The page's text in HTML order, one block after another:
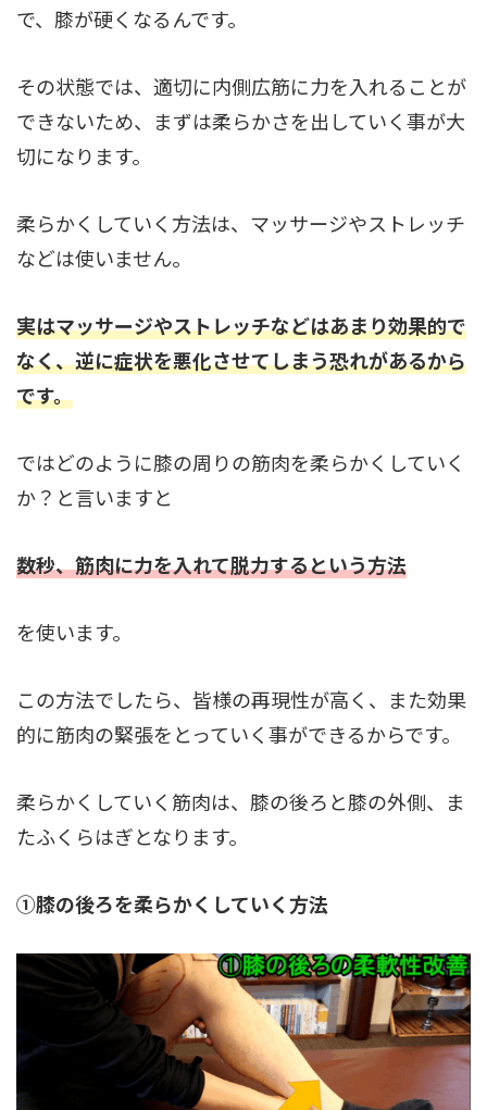
で、膝が硬くなるんです。
その状態では、適切に内側広筋に力を入れることが
できないため、まずは柔らかさを出していく事が大
切になります。
柔らかくしていく方法は、マッサージやストレッチ
などは使いません。
実はマッサージやストレッチなどはあまり効果的で
なく、逆に症状を悪化させてしまう恐れがあるから
です。
ではどのように膝の周りの筋肉を柔らかくしていく
か？と言いますと
数秒、筋肉に力を入れて脱力するという方法
を使います。
この方法でしたら、皆様の再現性が高く、また効果
的に筋肉の緊張をとっていく事ができるからです。
柔らかくしていく筋肉は、膝の後ろと膝の外側、ま
たふくらはぎとなります。
①膝の後ろを柔らかくしていく方法